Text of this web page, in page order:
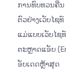
ການທົບທວນຄືນ
ຕົວຢ່າງເວັບໄຊທ໌
ແມ່ແບບເວັບໄຊທ໌
ຕະຫຼາດແອັບ
ອັບເດດຫຼ້າສຸດ